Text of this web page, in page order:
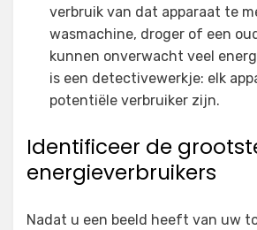
verbruik van dat apparaat te
wasmachine, droger of een
kunnen onverwacht veel
is een detectivewerkje: elk
potentiële verbruiker zijn.
Identificeer de
energieverbruikers
Nadat u een beeld heeft van uw